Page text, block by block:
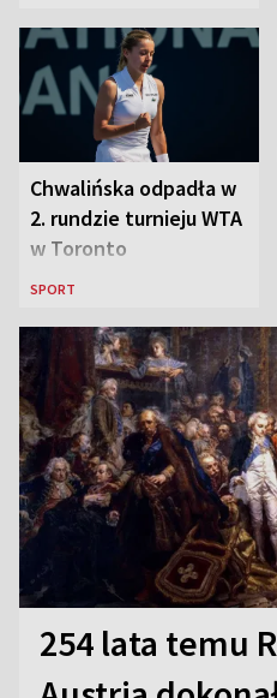
Chwalińska odpadła w
2. rundzie turnieju WTA
w Toronto
SPORT
254 lata temu